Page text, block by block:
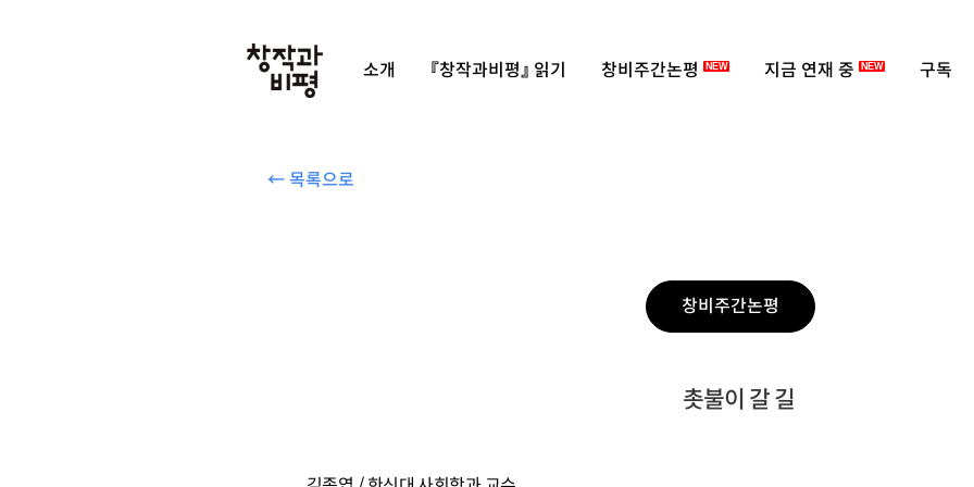
소개 『창작과비평』 읽기 창비주간논평 NEW 지금 연재 중 NEW 구독
← 목록으로
창비주간논평
촛불이 갈 길